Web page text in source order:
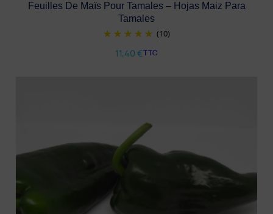
Feuilles De Maïs Pour Tamales – Hojas Maiz Para
Tamales
(10)
11,40 €TTC